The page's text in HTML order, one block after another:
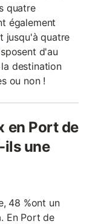
quatre
également
jusqu'à quatre
d'au
destination
ou non !
en Port de
ils une
48 %ont un
En Port de